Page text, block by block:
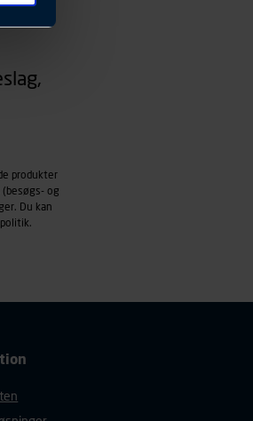
produkter
og
Du kan
.